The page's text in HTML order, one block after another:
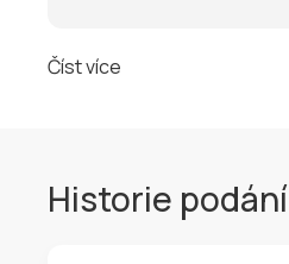
Číst více
Historie podání